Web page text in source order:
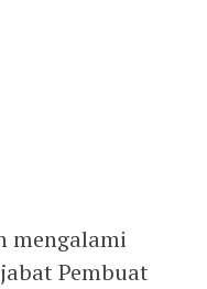
mengalami
Pembuat